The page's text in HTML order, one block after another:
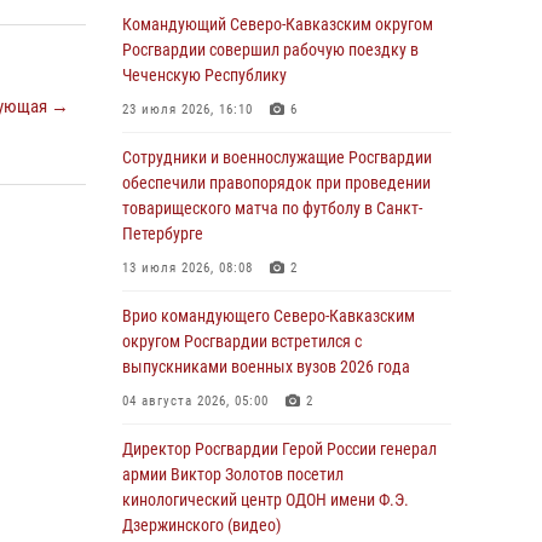
→
Военнослужащие Софринской бригады
Росгвардии встретились с участником
патриотического проекта «Дорогой
Ломоносова — дорогой к Победе в СВО»
08 августа 2026, 07:00 2 1
Росгвардейцы обеспечили безопасность
«Поезда Победы» в Кузбассе
08 августа 2026, 07:00
В Кабардино-Балкарии сотрудники
Росгвардии провели турнир по настольному
теннису ко Дню физкультурника
08 августа 2026, 07:00
ОМОН «Ойрат» Управления Росгвардии по
Республике Калмыкия исполнилось 20 лет
08 августа 2026, 07:00
Командующий Северо-Кавказским округом
Росгвардии совершил рабочую поездку в
Чеченскую Республику
23 июля 2026, 16:10 6
Сотрудники и военнослужащие Росгвардии
обеспечили правопорядок при проведении
товарищеского матча по футболу в Санкт-
Петербурге
13 июля 2026, 08:08 2
Врио командующего Северо-Кавказским
округом Росгвардии встретился с
выпускниками военных вузов 2026 года
04 августа 2026, 05:00 2
Директор Росгвардии Герой России генерал
армии Виктор Золотов посетил
кинологический центр ОДОН имени Ф.Э.
Дзержинского (видео)